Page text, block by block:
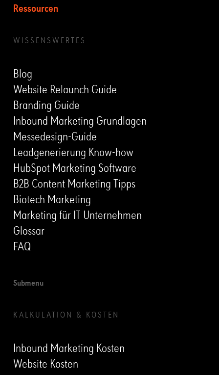
Ressourcen
WISSENSWERTES
Blog
Website Relaunch Guide
Branding Guide
Inbound Marketing Grundlagen
Messedesign-Guide
Leadgenerierung Know-how
HubSpot Marketing Software
B2B Content Marketing Tipps
Biotech Marketing
Marketing für IT Unternehmen
Glossar
FAQ
Submenu
KALKULATION & KOSTEN
Inbound Marketing Kosten
Website Kosten